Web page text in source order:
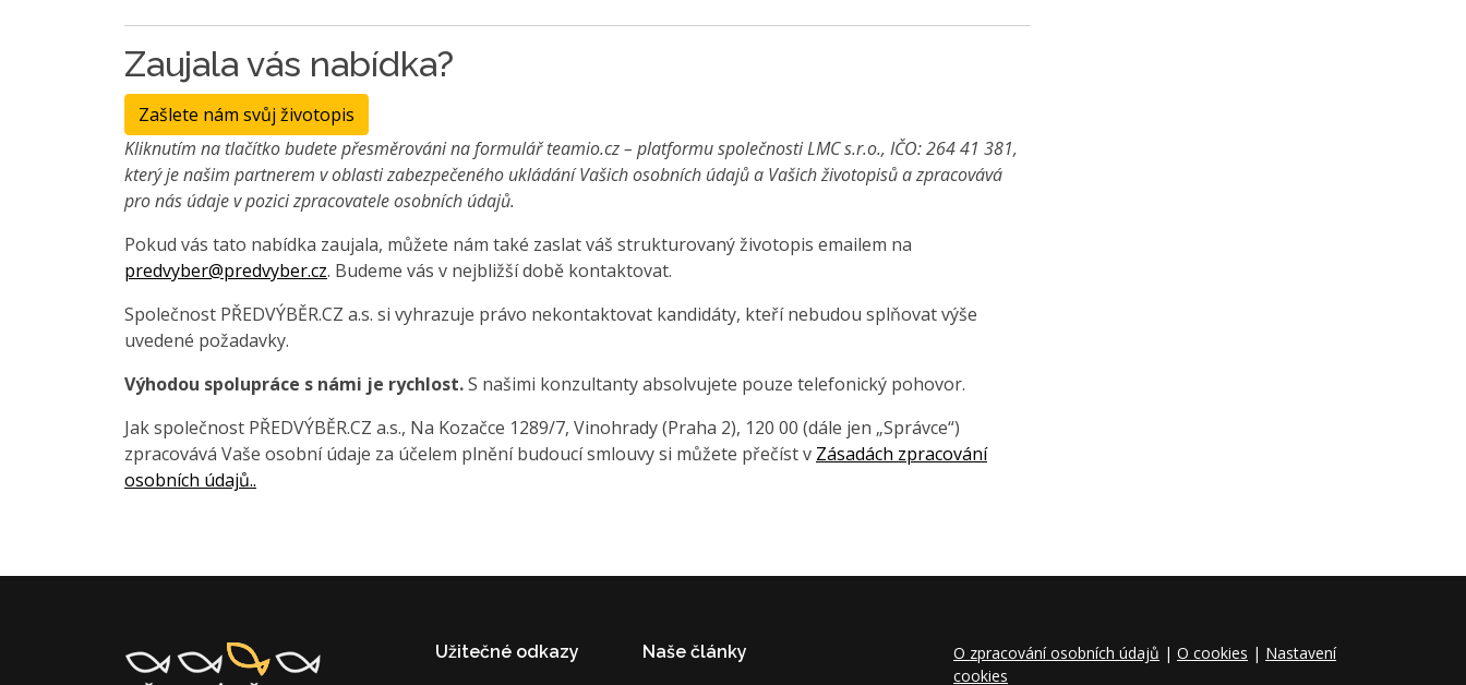
Zaujala vás nabídka?
Zašlete nám svůj životopis
Kliknutím na tlačítko budete přesměrováni na formulář teamio.cz – platformu společnosti LMC s.r.o., IČO: 264 41 381,
který je našim partnerem v oblasti zabezpečeného ukládání Vašich osobních údajů a Vašich životopisů a zpracovává
pro nás údaje v pozici zpracovatele osobních údajů.
Pokud vás tato nabídka zaujala, můžete nám také zaslat váš strukturovaný životopis emailem na
predvyber@predvyber.cz. Budeme vás v nejbližší době kontaktovat.
Společnost PŘEDVÝBĚR.CZ a.s. si vyhrazuje právo nekontaktovat kandidáty, kteří nebudou splňovat výše
uvedené požadavky.
Výhodou spolupráce s námi je rychlost.S našimi konzultanty absolvujete pouze telefonický pohovor.
Jak společnost PŘEDVÝBĚR.CZ a.s., Na Kozačce 1289/7, Vinohrady (Praha 2), 120 00 (dále jen „Správce“)
zpracovává Vaše osobní údaje za účelem plnění budoucí smlouvy si můžete přečíst v Zásadách zpracování
osobních údajů..
Užitečné odkazy
Naše články
O zpracování osobních údajů | O cookies | Nastavení
cookies